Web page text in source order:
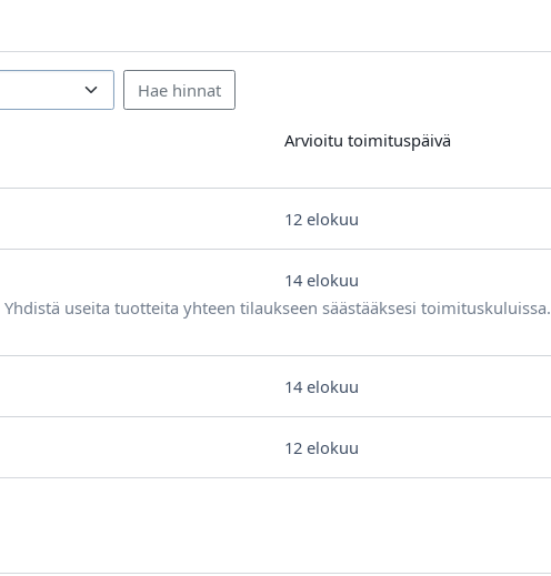
Arvioitu toimituspäivä
12 elokuu
14 elokuu
useita tuotteita yhteen tilaukseen säästääksesi toimituskuluissa.
14 elokuu
12 elokuu